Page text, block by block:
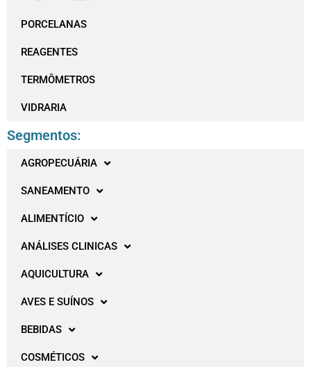
PORCELANAS
REAGENTES
TERMÔMETROS
VIDRARIA
Segmentos:
AGROPECUÁRIA
SANEAMENTO
ALIMENTÍCIO
ANÁLISES CLINICAS
AQUICULTURA
AVES E SUÍNOS
BEBIDAS
COSMÉTICOS